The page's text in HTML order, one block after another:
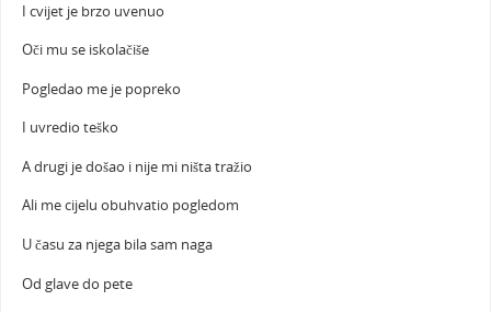
I cvijet je brzo uvenuo
Oči mu se iskolačiše
Pogledao me je popreko
I uvredio teško
A drugi je došao i nije mi ništa tražio
Ali me cijelu obuhvatio pogledom
U času za njega bila sam naga
Od glave do pete